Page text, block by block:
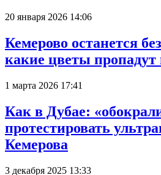
20 января 2026 14:06
Кемерово останется
какие цветы пропадут
1 марта 2026 17:41
Как в Дубае:
протестировать
Кемерова
3 декабря 2025 13:33